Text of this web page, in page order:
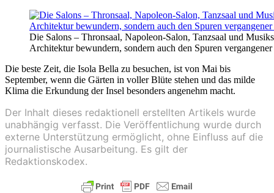
Die Salons – Thronsaal, Napoleon-Salon, Tanzsaal und
Architektur bewundern, sondern auch den Spuren
Die beste Zeit, die Isola Bella zu besuchen, ist von Mai bis
September, wenn die Gärten in voller Blüte stehen und das milde
Klima die Erkundung der Insel besonders angenehm macht.
Der Inhalt dieses redaktionell erstellten Artikels wurde
unabhängig verfasst. Die Veröffentlichung wurde durch
externe Unterstützung ermöglicht, ohne Einfluss auf die
journalistische Ausarbeitung. Es gilt der
Redaktionskodex.